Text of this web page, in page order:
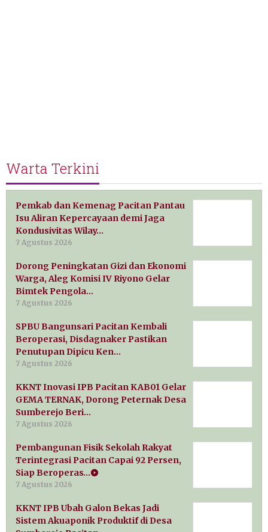
Warta Terkini
Pemkab dan Kemenag Pacitan Pantau
Isu Aliran Kepercayaan demi Jaga
Kondusivitas Wilay…
7 Agustus 2026
Dorong Peningkatan Gizi dan Ekonomi
Warga, Aleg Komisi IV Riyono Gelar
Bimtek Pengola…
7 Agustus 2026
SPBU Bangunsari Pacitan Kembali
Beroperasi, Disdagnaker Pastikan
Penutupan Dipicu Ken…
7 Agustus 2026
KKNT Inovasi IPB Pacitan KAB01 Gelar
GEMA TERNAK, Dorong Peternak Desa
Sumberejo Beri…
7 Agustus 2026
Pembangunan Fisik Sekolah Rakyat
Terintegrasi Pacitan Capai 92 Persen,
Siap Beroperas…
7 Agustus 2026
KKNT IPB Ubah Galon Bekas Jadi
Sistem Akuaponik Produktif di Desa